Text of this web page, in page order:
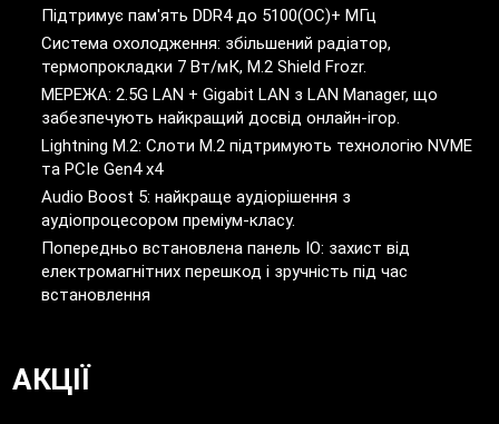
Підтримує пам'ять DDR4 до 5100(OC)+ МГц
Система охолодження: збільшений радіатор,
термопрокладки 7 Вт/мК, M.2 Shield Frozr.
МЕРЕЖА: 2.5G LAN + Gigabit LAN з LAN Manager, що
забезпечують найкращий досвід онлайн-ігор.
Lightning M.2: Слоти М.2 підтримують технологію NVME
та PCIe Gen4 x4
Audio Boost 5: найкраще аудіорішення з
аудіопроцесором преміум-класу.
Попередньо встановлена панель IO: захист від
електромагнітних перешкод і зручність під час
встановлення
АКЦІЇ